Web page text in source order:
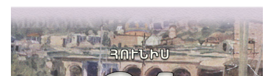
кромсает
их
и
не
искажает
Հակառակ
կարծիքները
Խմբագրության
կողմից
ընդունվում
են